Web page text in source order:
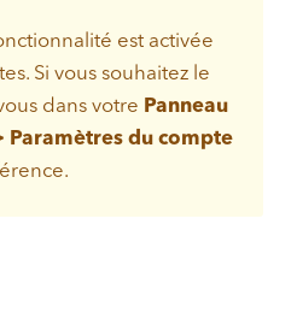
est activée
Si vous souhaitez le
dans votre Panneau
du compte